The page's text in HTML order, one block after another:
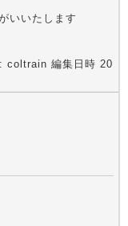
いいたします
coltrain 編集日時 20